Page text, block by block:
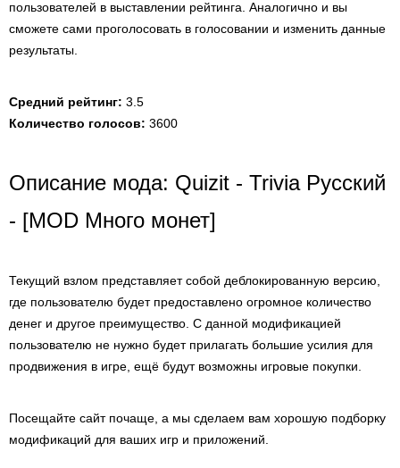
пользователей в выставлении рейтинга. Аналогично и вы
сможете сами проголосовать в голосовании и изменить данные
результаты.
Средний рейтинг: 3.5
Количество голосов: 3600
Описание мода: Quizit - Trivia Русский
- [MOD Много монет]
Текущий взлом представляет собой деблокированную версию,
где пользователю будет предоставлено огромное количество
денег и другое преимущество. С данной модификацией
пользователю не нужно будет прилагать большие усилия для
продвижения в игре, ещё будут возможны игровые покупки.
Посещайте сайт почаще, а мы сделаем вам хорошую подборку
модификаций для ваших игр и приложений.